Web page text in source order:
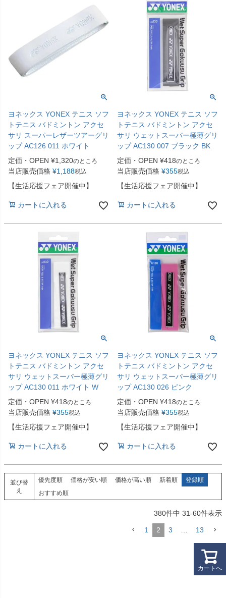
ヨネックス YONEX テニス ソフ
トテニス バドミントン アクセ
サリ スーパーレザーツアーグリ
ップ AC126 011 ホワイト
定価・OPEN ¥1,320のところ
当店販売価格 ¥1,188税込
【生活応援フェア開催中】
カートに入れる
ヨネックス YONEX テニス ソフ
トテニス バドミントン アクセ
サリ ウェットスーパー極薄グリ
ップ AC130 007 ブラック BK
定価・OPEN ¥418のところ
当店販売価格 ¥355税込
【生活応援フェア開催中】
カートに入れる
ヨネックス YONEX テニス ソフ
トテニス バドミントン アクセ
サリ ウェットスーパー極薄グリ
ップ AC130 011 ホワイト W
定価・OPEN ¥418のところ
当店販売価格 ¥355税込
【生活応援フェア開催中】
カートに入れる
ヨネックス YONEX テニス ソフ
トテニス バドミントン アクセ
サリ ウェットスーパー極薄グリ
ップ AC130 026 ピンク
定価・OPEN ¥418のところ
当店販売価格 ¥355税込
【生活応援フェア開催中】
カートに入れる
並び替
え
優先度順 価格が安い順 価格が高い順 新着順
登録順
おすすめ順
380件中 31-60件表示
1 2 3 13
カートへ